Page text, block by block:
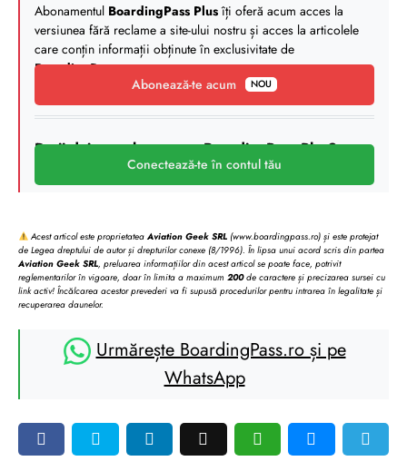
Abonamentul BoardingPass Plusîți oferă acum acces la
versiunea fără reclame a site-ului nostru și acces la articolele
care conțin informații obținute în exclusivitate de
BoardingPass.
Abonează-te acum
NOU
Deții deja un abonament BoardingPass Plus?
Conectează-te în contul tău
Acest articol este proprietateaAviation Geek SRL (www.boardingpass.ro) și este protejat
de Legea dreptului de autor și drepturilor conexe (8/1996). În lipsa unui acord scris din partea
Aviation Geek SRL, preluarea informațiilor din acest articol se poate face, potrivit
reglementarilor în vigoare, doar în limita a maximum 200de caractere și precizarea sursei cu
link activ! Încălcarea acestor prevederi va fi supusă procedurilor pentru intrarea în legalitate și
recuperarea daunelor.
Urmărește BoardingPass.ro și pe
WhatsApp